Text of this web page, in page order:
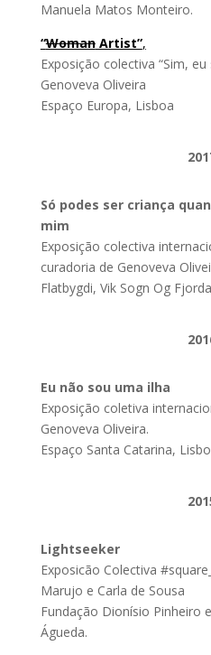
Manuela Matos Monteiro.
“WomanArtist”,
Exposição colectiva “Sim,
Genoveva Oliveira
Espaço Europa, Lisboa
Só podes ser criança
mim
Exposição colectiva
curadoria de Genoveva
Flatbygdi, Vik Sogn Og
Eu não sou uma ilha
Exposição coletiva
Genoveva Oliveira.
Espaço Santa Catarina,
Lightseeker
Exposicão Colectiva
Marujo e Carla de Sousa
Fundação Dionísio Pinheiro
Águeda.